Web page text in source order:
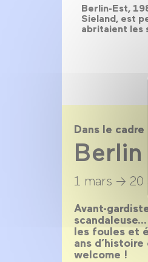
Berlin-Est,
Sieland, est
abritaient les
Dans le cadre
Berlin
1 mars → 20
Avant-
les foules et
ans
welcome !